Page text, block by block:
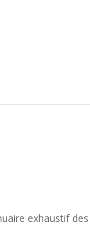
exhaustif des